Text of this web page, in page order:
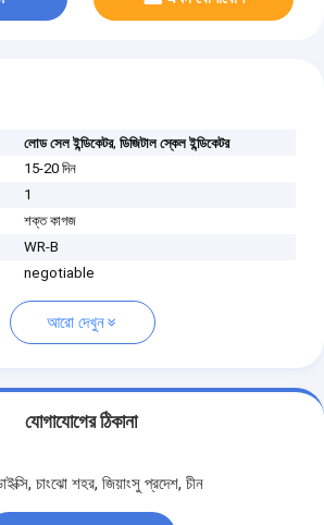
লোড সেল ইন্ডিকেটর,ডিজিটাল স্কেল ইন্ডিকেটর
15-20 দিন
1
শক্ত কাগজ
WR-B
negotiable
আরো দেখুন
যোগাযোগের ঠিকানা
চাংঝো শহর, জিয়াংসু প্রদেশ, চীন